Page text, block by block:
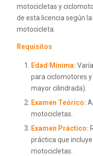
motocicletas y
de esta licencia según
motocicleta.
Requisitos
Edad Mínima:
para ciclomotores
mayor cilindrada).
Examen Teórico:
motocicletas.
Examen Práctico:
práctica que
motocicletas.